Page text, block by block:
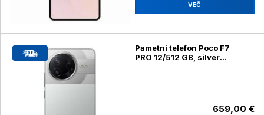
VEČ
Pametni telefon Poco F7
PRO 12/512 GB, silver
659,00 €